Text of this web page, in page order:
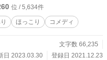
をまとめて引越しする彼女に待ち
位 / 5,634件
ほっこり コメディ
文字数 66,235
日 2023.03.30
登録日 2021.12.23